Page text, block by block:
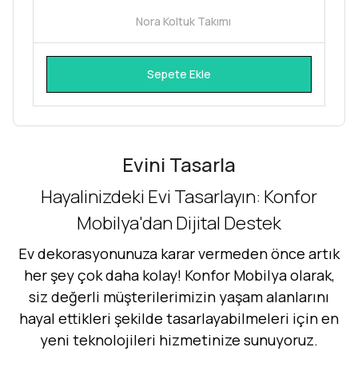
Nora Koltuk Takımı
Sepete Ekle
Evini Tasarla
Hayalinizdeki Evi Tasarlayın: Konfor
Mobilya'dan Dijital Destek
Ev dekorasyonunuza karar vermeden önce artık
her şey çok daha kolay! Konfor Mobilya olarak,
siz değerli müşterilerimizin yaşam alanlarını
hayal ettikleri şekilde tasarlayabilmeleri için en
yeni teknolojileri hizmetinize sunuyoruz.